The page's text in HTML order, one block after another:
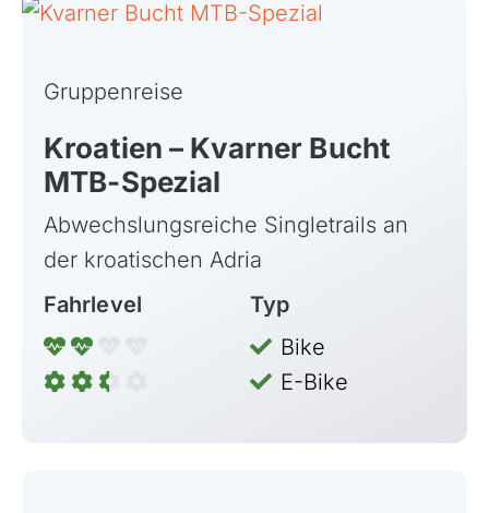
Gruppenreise
Kroatien – Kvarner Bucht
MTB-Spezial
Abwechslungsreiche Singletrails an
der kroatischen Adria
Fahrlevel
Typ
Bike
E-Bike